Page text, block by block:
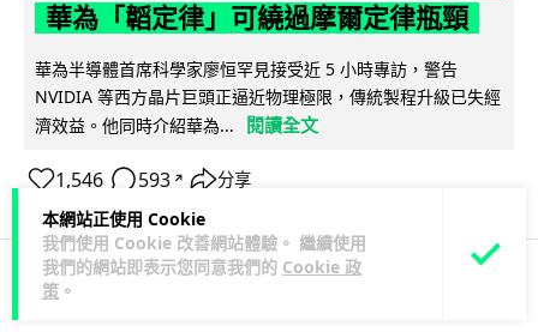
本網站正使用 Cookie
我們使用 Cookie 改善網站體驗。 繼續使用
我們的網站即表示您同意我們的 Cookie 政
策 。
華為「韜定律」可繞過摩爾定律瓶頸
華為半導體首席科學家廖恒罕見接受近 5 小時專訪，警告
NVIDIA 等西方晶片巨頭正逼近物理極限，傳統製程升級已失經
濟效益。他同時介紹華為...
閱讀全文
1,546 593 ↗ 分享
科技娛樂